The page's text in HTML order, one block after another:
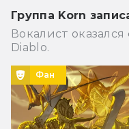
Группа Korn
Вокалист
Diablo.
Фан